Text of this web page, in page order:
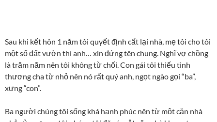
Sau khi kết hôn 1 năm tôi quyết định cất lại nhà, mẹ tôi cho tôi
một số đất vườn thì anh… xin đứng tên chung. Nghĩ vợ chồng
là trăm năm nên tôi không từ chối. Con gái tôi thiếu tình
thương cha từ nhỏ nên nó rất quý anh, ngọt ngào gọi “ba”,
xưng “con”.
Ba người chúng tôi sống khá hạnh phúc nên từ một căn nhà